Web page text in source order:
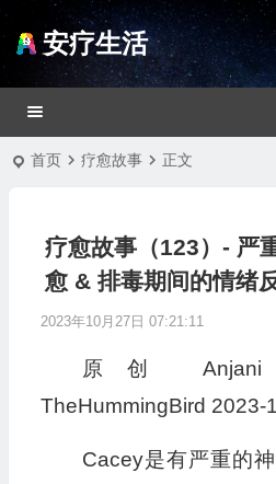
安疗生活
首页 疗愈故事 正文
疗愈故事（123）- 严
愈 & 排毒期间的情绪
2023年10月27日 07:21:11
原创 Anjani
TheHummingBird 2023-
Cacey是有严重的